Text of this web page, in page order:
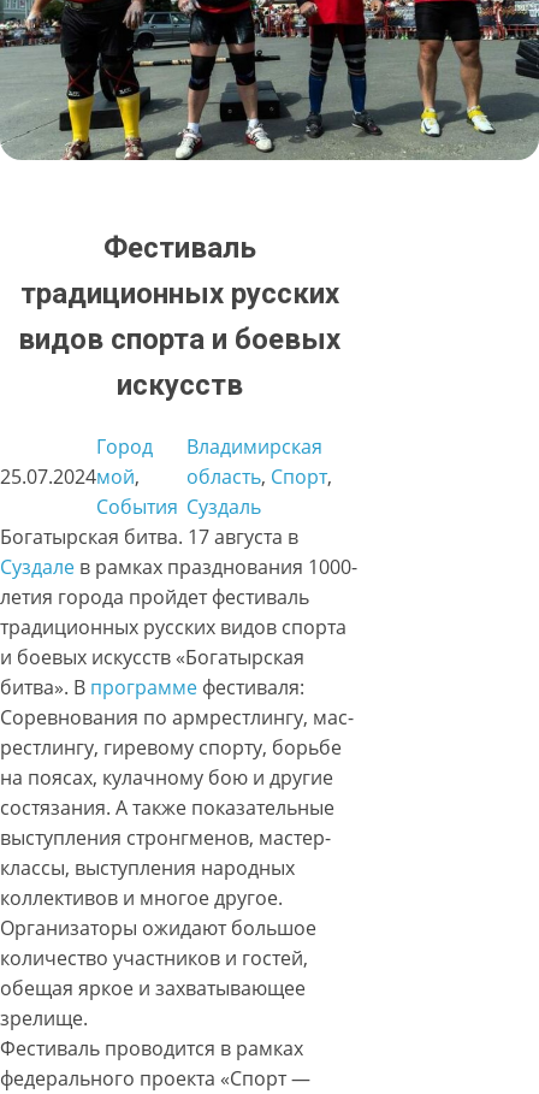
Фестиваль
традиционных русских
видов спорта и боевых
искусств
25.07.2024
Город
мой
События
Владимирская
область, Спорт
Суздаль
Богатырская битва. 17 августа в
Суздале в рамках празднования 1000-
летия города пройдет фестиваль
традиционных русских видов спорта
и боевых искусств «Богатырская
битва». В программе фестиваля:
Соревнования по армрестлингу, мас-
рестлингу, гиревому спорту, борьбе
на поясах, кулачному бою и другие
состязания. А также показательные
выступления стронгменов, мастер-
классы, выступления народных
коллективов и многое другое.
Организаторы ожидают большое
количество участников и гостей,
обещая яркое и захватывающее
зрелище.
Фестиваль проводится в рамках
федерального проекта «Спорт —